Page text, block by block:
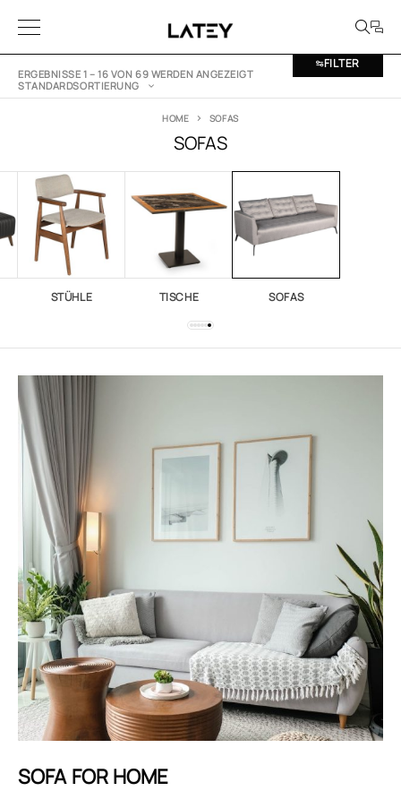
ERGEBNISSE 1 – 16 VON 69 WERDEN ANGEZEIGT
STANDARDSORTIERUNG
FILTER
SOFAS
HOME SOFAS
STÜHLE TISCHE SOFAS
SOFA FOR HOME